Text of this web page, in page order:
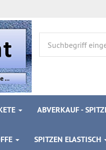
ABVERKAUF -
SPITZEN ELASTISCH